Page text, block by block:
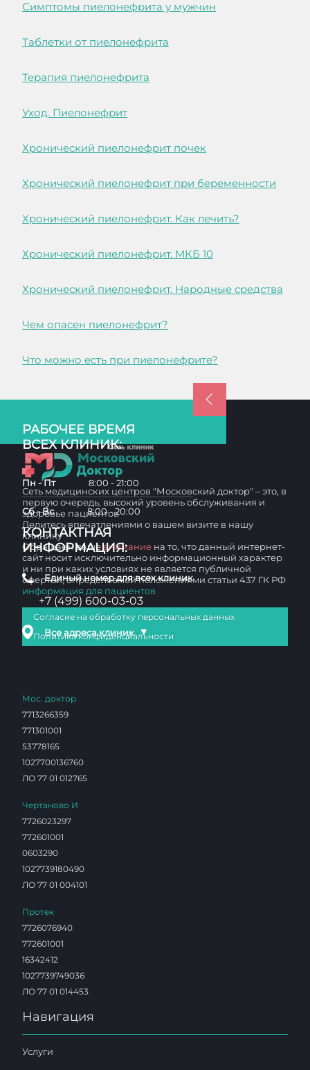
Симптомы пиелонефрита у мужчин
Таблетки от пиелонефрита
Терапия пиелонефрита
Уход. Пиелонефрит
Хронический пиелонефрит почек
Хронический пиелонефрит при беременности
Хронический пиелонефрит. Как лечить?
Хронический пиелонефрит. МКБ 10
Хронический пиелонефрит. Народные средства
Чем опасен пиелонефрит?
Что можно есть при пиелонефрите?
РАБОЧЕЕ ВРЕМЯ
ВСЕХ КЛИНИК:
Пн - Пт 8:00 - 21:00
Сб - Вс 8:00 - 20:00
КОНТАКТНАЯ
ИНФОРМАЦИЯ:
Единый номер для всех клиник
+7 (499) 600-03-03
Все адреса клиник ▼
Сеть медицинских центров "Московский доктор" – это, в
первую очередь, высокий уровень обслуживания и
здоровье пациентов
Делитесь впечатлениями о вашем визите в нашу
клинику
Обращаем вашевнимание на то, что данный интернет-
сайт носит исключительно информационный характер
и ни при каких условиях не является публичной
офертой, определяемой положениями статьи 437 ГК РФ
информация для пациентов
Согласие на обработку персональных данных
Политика конфиденциальности
Мос. доктор
7713266359
771301001
53778165
1027700136760
ЛО 77 01 012765
Чертаново И
7726023297
772601001
0603290
1027739180490
ЛО 77 01 004101
Протек
7726076940
772601001
16342412
1027739749036
ЛО 77 01 014453
Навигация
Услуги